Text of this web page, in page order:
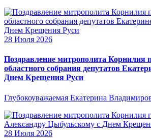
28 Июля 2026
Поздравление митрополита Корнилия
областного собрания депутатов
Днем Крещения Руси
Глубокоуважаемая Екатерина
28 Июля 2026